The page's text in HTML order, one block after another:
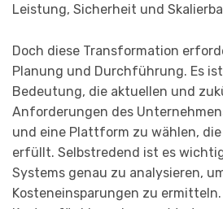
Leistung, Sicherheit und
Doch diese Transformation
Planung und Durchführung. Es
Bedeutung, die aktuellen und
Anforderungen des
und eine Plattform zu wählen,
erfüllt. Selbstredend ist es
Systems genau zu analysieren,
Kosteneinsparungen zu